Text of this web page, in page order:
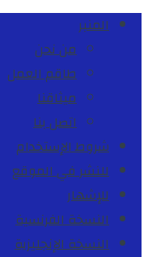
المنبر
من نحن
طاقم العمل
ميثاقنا
اتصل بنا
شروط الإستخدام
للنشر في الموقع
للإشهار
النسخة الفرنسية
النسخة الإنجليزية